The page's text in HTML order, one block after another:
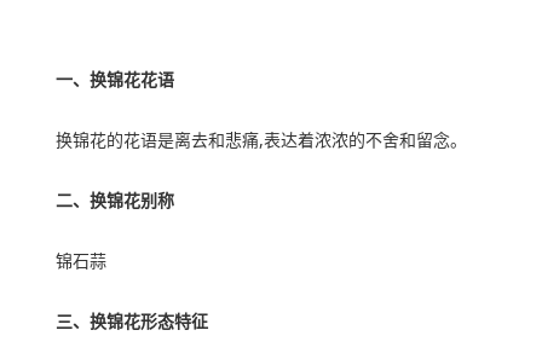
一、换锦花花语
换锦花的花语是离去和悲痛,表达着浓浓的不舍和留念。
二、换锦花别称
锦石蒜
三、换锦花形态特征